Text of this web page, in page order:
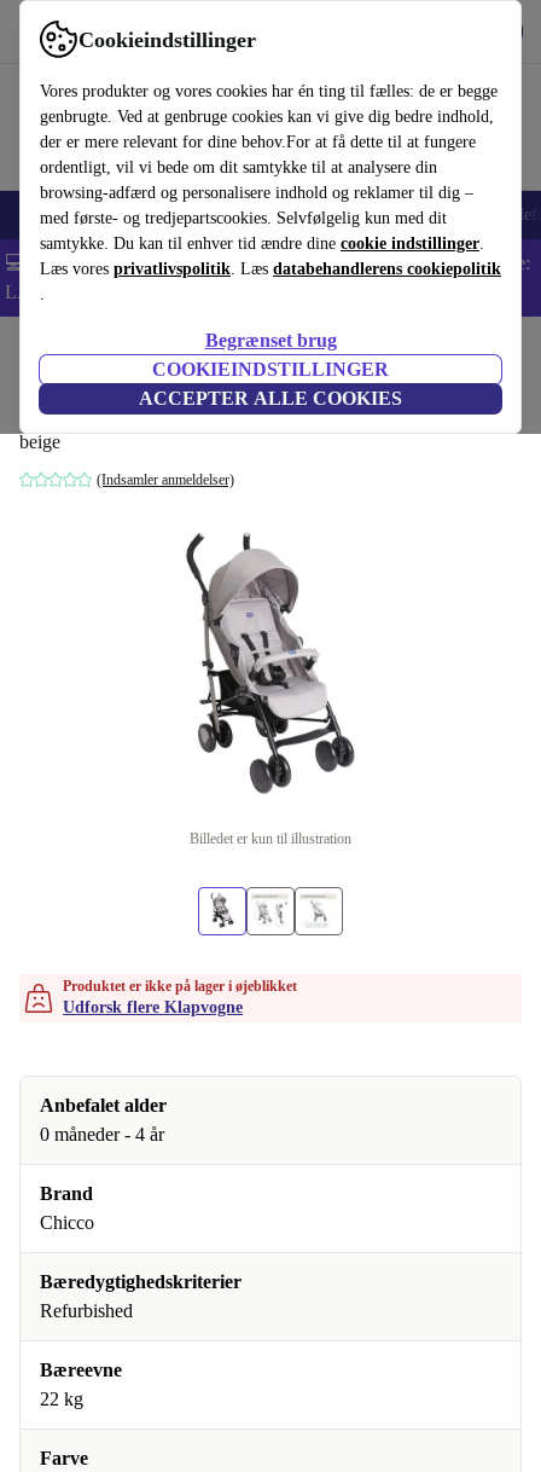
Cookieindstillinger
Vores produkter og vores cookies har én ting til fælles: de er begge
genbrugte. Ved at genbruge cookies kan vi give dig bedre indhold,
der er mere relevant for dine behov.For at få dette til at fungere
ordentligt, vil vi bede om dit samtykke til at analysere din
browsing-adfærd og personalisere indhold og reklamer til dig –
med første- og tredjepartscookies. Selvfølgelig kun med dit
samtykke. Du kan til enhver tid ændre dine cookie indstillinger.
Læs vores privatlivspolitik. Læs databehandlerens cookiepolitik
.
Begrænset brug
COOKIEINDSTILLINGER
ACCEPTER ALLE COOKIES
Brug refurbed hurtigt og nemt
Smartphones Bærbare Tablets Smartwatches Tilbehør
💻 Ekstra 5% rabat på alle MacBooks og bærbare computere - Kode:
LAPTOP5 -
Barnevogne & Klapvogne
Chicco Echo Lite barnevogn
beige
(Indsamler anmeldelser)
Billedet er kun til illustration
Produktet er ikke på lager i øjeblikket
Udforsk flere Klapvogne
Anbefalet alder
0 måneder - 4 år
Brand
Chicco
Bæredygtighedskriterier
Refurbished
Bæreevne
22 kg
Farve